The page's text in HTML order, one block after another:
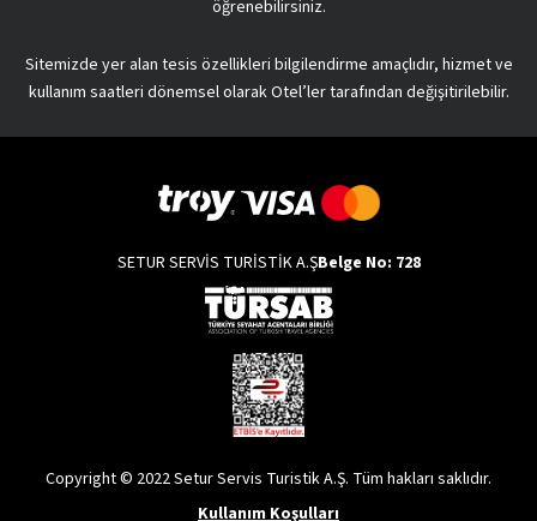
öğrenebilirsiniz.
Sitemizde yer alan tesis özellikleri bilgilendirme amaçlıdır, hizmet ve
kullanım saatleri dönemsel olarak Otel’ler tarafından değişitirilebilir.
SETUR SERVİS TURİSTİK A.ŞBelge No: 728
Copyright © 2022 Setur Servis Turistik A.Ş. Tüm hakları saklıdır.
Kullanım Koşulları